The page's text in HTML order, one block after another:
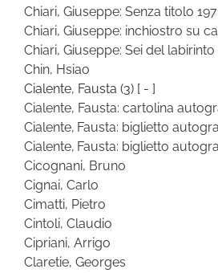
Chiari, Giuseppe: Senza titolo
Chiari, Giuseppe: inchiostro su
Chiari, Giuseppe: Sei del labirinto
Chin, Hsiao
Cialente, Fausta (3) [ - ]
Cialente, Fausta: cartolina
Cialente, Fausta: biglietto
Cialente, Fausta: biglietto
Cicognani, Bruno
Cignai, Carlo
Cimatti, Pietro
Cintoli, Claudio
Cipriani, Arrigo
Claretie, Georges